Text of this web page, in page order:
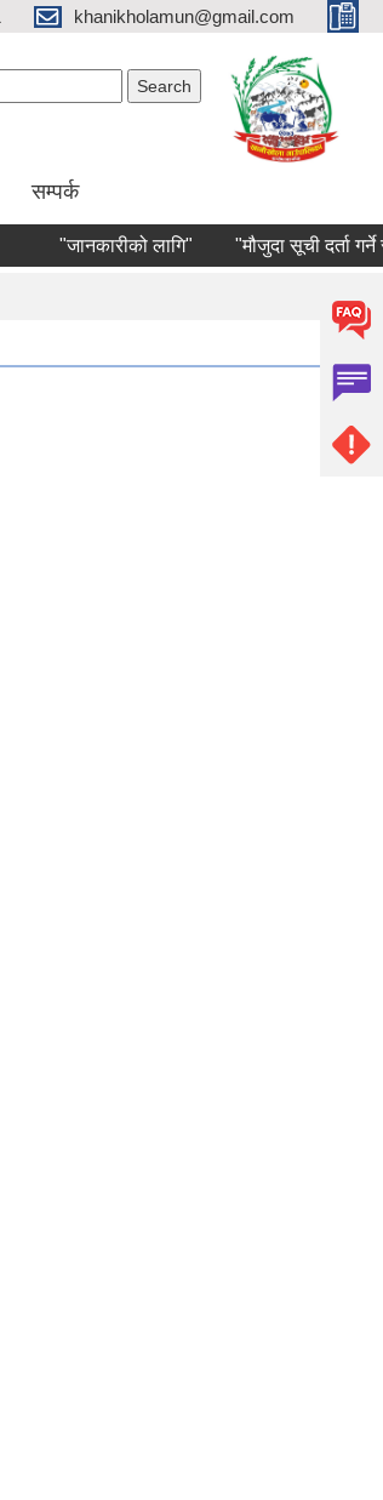
khanikholamun@gmail.com
सम्पर्क
"जानकारीको लागि" "मौजुदा सूची दर्ता गर्ने